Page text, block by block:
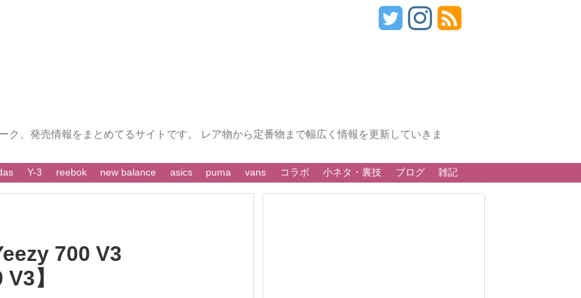
、発売情報をまとめてるサイトです。 レア物から定番物まで幅広く情報を更新していきま
Y-3 reebok new balance asics puma vans コラボ 小ネタ・裏技 ブログ 雑記
700 V3
】